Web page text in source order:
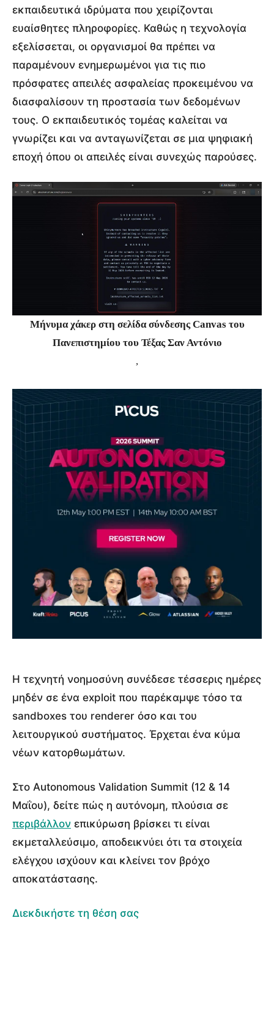
εκπαιδευτικά ιδρύματα που χειρίζονται
ευαίσθητες πληροφορίες. Καθώς η τεχνολογία
εξελίσσεται, οι οργανισμοί θα πρέπει να
παραμένουν ενημερωμένοι για τις πιο
πρόσφατες απειλές ασφαλείας προκειμένου να
διασφαλίσουν τη προστασία των δεδομένων
τους. Ο εκπαιδευτικός τομέας καλείται να
γνωρίζει και να ανταγωνίζεται σε μια ψηφιακή
εποχή όπου οι απειλές είναι συνεχώς παρούσες.
Μήνυμα χάκερ στη σελίδα σύνδεσης Canvas του
Πανεπιστημίου του Τέξας Σαν Αντόνιο
,
Η τεχνητή νοημοσύνη συνέδεσε τέσσερις ημέρες
μηδέν σε ένα exploit που παρέκαμψε τόσο τα
sandboxes του renderer όσο και του
λειτουργικού συστήματος. Έρχεται ένα κύμα
νέων κατορθωμάτων.
Στο Autonomous Validation Summit (12 & 14
Μαΐου), δείτε πώς η αυτόνομη, πλούσια σε
περιβάλλον επικύρωση βρίσκει τι είναι
εκμεταλλεύσιμο, αποδεικνύει ότι τα στοιχεία
ελέγχου ισχύουν και κλείνει τον βρόχο
αποκατάστασης.
Διεκδικήστε τη θέση σας